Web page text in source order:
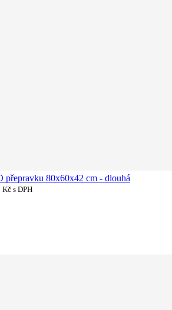
přepravku 80x60x42 cm - dlouhá
Kč s DPH